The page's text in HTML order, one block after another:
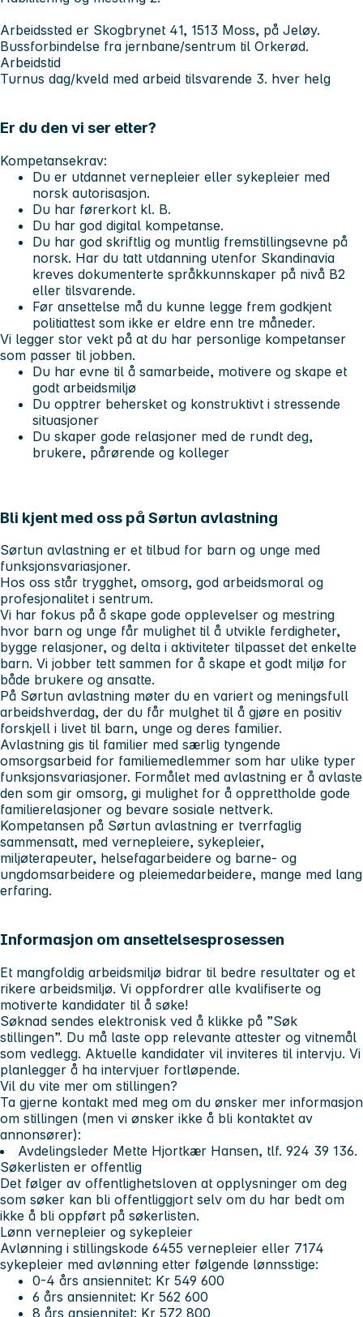
Arbeidssted er Skogbrynet 41, 1513 Moss, på Jeløy.
Bussforbindelse fra jernbane/sentrum til Orkerød.
Arbeidstid
Turnus dag/kveld med arbeid tilsvarende 3. hver helg
Er du den vi ser etter?
Kompetansekrav:
Du er utdannet vernepleier eller sykepleier med
norsk autorisasjon.
Du har førerkort kl. B.
Du har god digital kompetanse.
Du har god skriftlig og muntlig fremstillingsevne på
norsk. Har du tatt utdanning utenfor Skandinavia
kreves dokumenterte språkkunnskaper på nivå B2
eller tilsvarende.
Før ansettelse må du kunne legge frem godkjent
politiattest som ikke er eldre enn tre måneder.
Vi legger stor vekt på at du har personlige kompetanser
som passer til jobben.
Du har evne til å samarbeide, motivere og skape et
godt arbeidsmiljø
Du opptrer behersket og konstruktivt i stressende
situasjoner
Du skaper gode relasjoner med de rundt deg,
brukere, pårørende og kolleger
Bli kjent med oss på Sørtun avlastning
Sørtun avlastning er et tilbud for barn og unge med
funksjonsvariasjoner.
Hos oss står trygghet, omsorg, god arbeidsmoral og
profesjonalitet i sentrum.
Vi har fokus på å skape gode opplevelser og mestring
hvor barn og unge får mulighet til å utvikle ferdigheter,
bygge relasjoner, og delta i aktiviteter tilpasset det enkelte
barn. Vi jobber tett sammen for å skape et godt miljø for
både brukere og ansatte.
På Sørtun avlastning møter du en variert og meningsfull
arbeidshverdag, der du får mulghet til å gjøre en positiv
forskjell i livet til barn, unge og deres familier.
Avlastning gis til familier med særlig tyngende
omsorgsarbeid for familiemedlemmer som har ulike typer
funksjonsvariasjoner. Formålet med avlastning er å avlaste
den som gir omsorg, gi mulighet for å opprettholde gode
familierelasjoner og bevare sosiale nettverk.
Kompetansen på Sørtun avlastning er tverrfaglig
sammensatt, med vernepleiere, sykepleier,
miljøterapeuter, helsefagarbeidere og barne- og
ungdomsarbeidere og pleiemedarbeidere, mange med lang
erfaring.
Informasjon om ansettelsesprosessen
Et mangfoldig arbeidsmiljø bidrar til bedre resultater og et
rikere arbeidsmiljø. Vi oppfordrer alle kvalifiserte og
motiverte kandidater til å søke!
Søknad sendes elektronisk ved å klikke på ”Søk
stillingen”. Du må laste opp relevante attester og vitnemål
som vedlegg. Aktuelle kandidater vil inviteres til intervju. Vi
planlegger å ha intervjuer fortløpende.
Vil du vite mer om stillingen?
Ta gjerne kontakt med meg om du ønsker mer informasjon
om stillingen (men vi ønsker ikke å bli kontaktet av
annonsører):
Avdelingsleder Mette Hjortkær Hansen, tlf. 924 39 136.
Søkerlisten er offentlig
Det følger av offentlighetsloven at opplysninger om deg
som søker kan bli offentliggjort selv om du har bedt om
ikke å bli oppført på søkerlisten.
Lønn vernepleier og sykepleier
Avlønning i stillingskode 6455 vernepleier eller 7174
sykepleier med avlønning etter følgende lønnsstige:
0-4 års ansiennitet: Kr 549 600
6 års ansiennitet: Kr 562 600
8 års ansiennitet: Kr 572 800